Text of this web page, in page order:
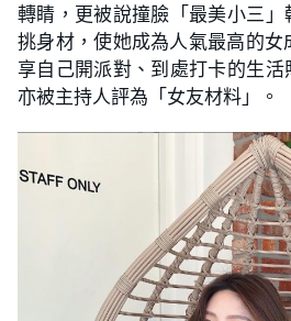
轉睛，更被說撞臉「最美小三
挑身材，使她成為人氣最高的
享自己開派對、到處打卡的生
亦被主持人評為「女友材料」。